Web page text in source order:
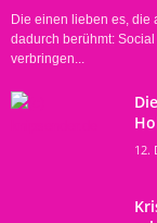
Die einen lieben es, die
dadurch berühmt:
verbringen...
12.